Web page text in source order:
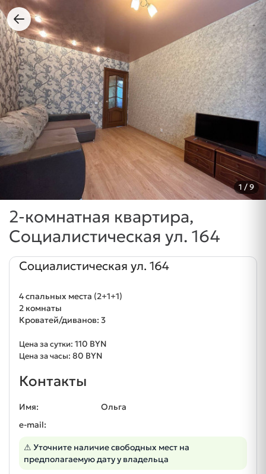
1 / 9
2-комнатная квартира,
Социалистическая ул. 164
Социалистическая ул. 164
4 спальных места (2+1+1)
2 комнаты
Кроватей/диванов: 3
Цена за сутки: 110 BYN
Цена за часы: 80 BYN
Контакты
Имя:
Ольга
e-mail:
⚠ Уточните наличие свободных мест на
предполагаемую дату у владельца